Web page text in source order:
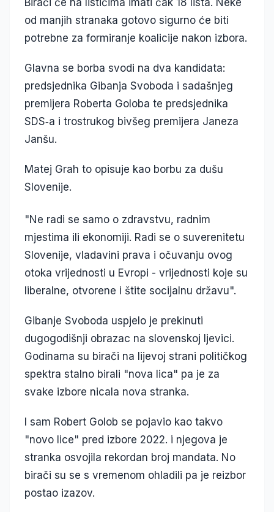
Birači će na listićima imati čak 18 lista. Neke
od manjih stranaka gotovo sigurno će biti
potrebne za formiranje koalicije nakon izbora.
Glavna se borba svodi na dva kandidata:
predsjednika Gibanja Svoboda i sadašnjeg
premijera Roberta Goloba te predsjednika
SDS‑a i trostrukog bivšeg premijera Janeza
Janšu.
Matej Grah to opisuje kao borbu za dušu
Slovenije.
"Ne radi se samo o zdravstvu, radnim
mjestima ili ekonomiji. Radi se o suverenitetu
Slovenije, vladavini prava i očuvanju ovog
otoka vrijednosti u Evropi - vrijednosti koje su
liberalne, otvorene i štite socijalnu državu".
Gibanje Svoboda uspjelo je prekinuti
dugogodišnji obrazac na slovenskoj ljevici.
Godinama su birači na lijevoj strani političkog
spektra stalno birali "nova lica" pa je za
svake izbore nicala nova stranka.
I sam Robert Golob se pojavio kao takvo
"novo lice" pred izbore 2022. i njegova je
stranka osvojila rekordan broj mandata. No
birači su se s vremenom ohladili pa je reizbor
postao izazov.